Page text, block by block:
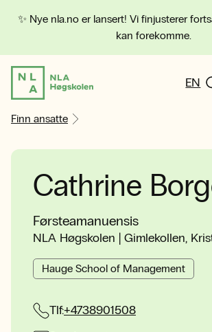
✨ Nye nla.no er lansert! Vi finjusterer
kan forekomme.
EN
Finn ansatte
Cathrine
Førsteamanuensis
NLA Høgskolen | Gimlekollen,
Hauge School of Management
Tlf:+4738901508